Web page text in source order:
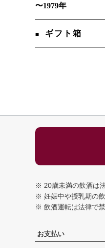
〜1979年
ギフト箱
20歳未満の飲酒は
妊娠中や授乳期の
飲酒運転は法律で
お支払い